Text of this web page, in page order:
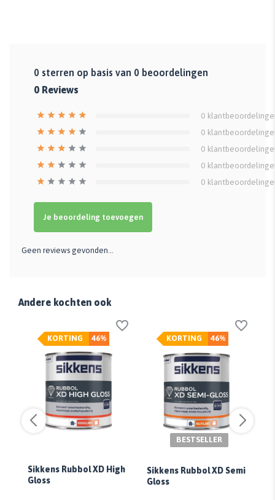
0 sterren op basis van 0 beoordelingen
0 Reviews
0
0
0
0
0
Je beoordeling toevoegen
Geen reviews gevonden...
Andere kochten ook
46%
KORTING
Sikkens Rubbol XD High
Gloss
46%
KORTING
BESTSELLER
Sikkens Rubbol XD Semi
Gloss